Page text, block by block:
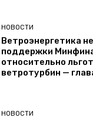
НОВОСТИ
Ветроэнергетика
поддержки
относительно
ветротурбин —
НОВОСТИ